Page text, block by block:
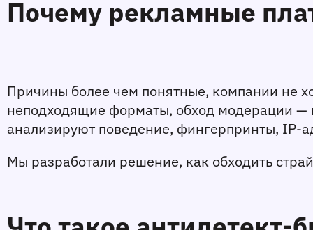
Почему рекламные
Причины более чем понятные, компании не
неподходящие форматы, обход модерации —
анализируют поведение, фингерпринты, IP-
Мы разработали решение, как обходить